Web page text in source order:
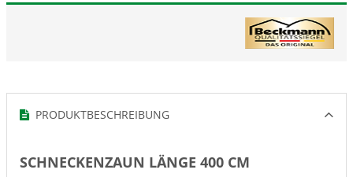
PRODUKTBESCHREIBUNG
SCHNECKENZAUN LÄNGE 400 CM